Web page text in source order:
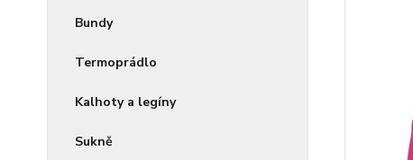
Bundy
Termoprádlo
Kalhoty a legíny
Sukně